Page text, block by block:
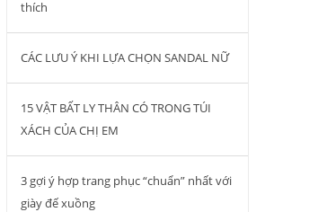
thích
CÁC LƯU Ý KHI LỰA CHỌN SANDAL NỮ
15 VẬT BẤT LY THÂN CÓ TRONG TÚI
XÁCH CỦA CHỊ EM
3 gợi ý hợp trang phục “chuẩn” nhất với
giày đế xuồng